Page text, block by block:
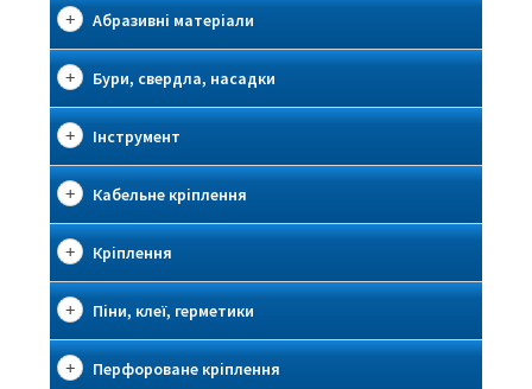
Абразивні матеріали
Бури, свердла, насадки
Інструмент
Кабельне кріплення
Кріплення
Піни, клеї, герметики
Перфороване кріплення